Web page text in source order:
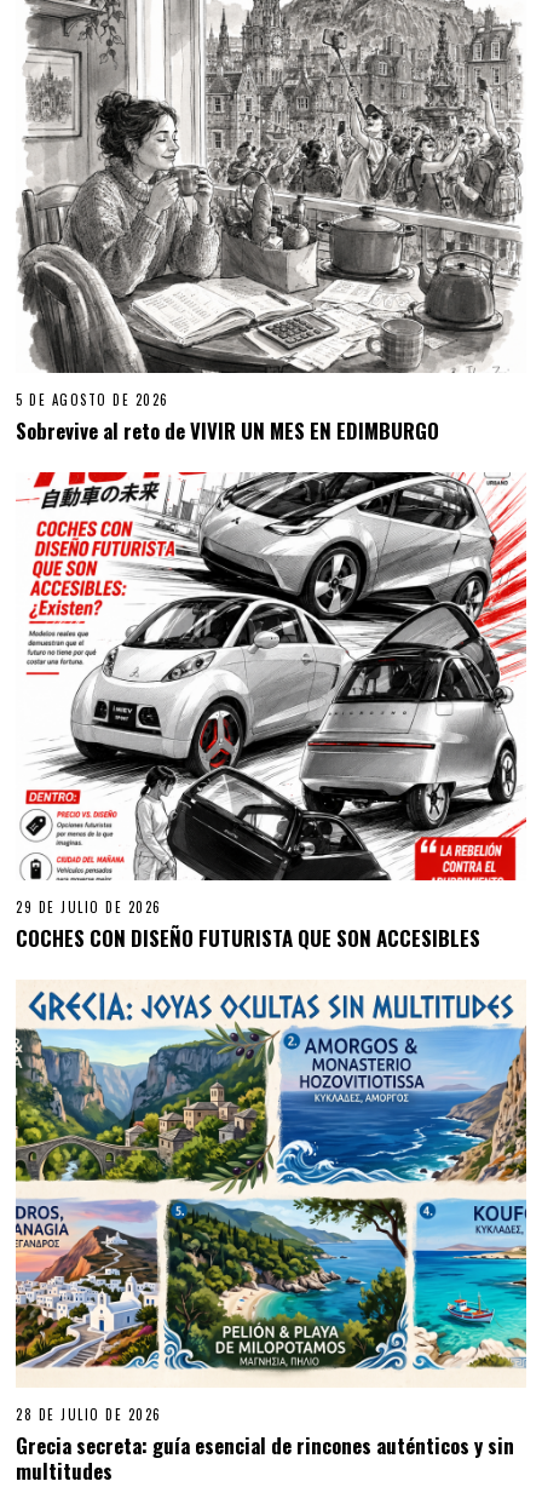
5 DE AGOSTO DE 2026
Sobrevive al reto de VIVIR UN MES EN EDIMBURGO
29 DE JULIO DE 2026
COCHES CON DISEÑO FUTURISTA QUE SON ACCESIBLES
28 DE JULIO DE 2026
Grecia secreta: guía esencial de rincones auténticos y sin
multitudes